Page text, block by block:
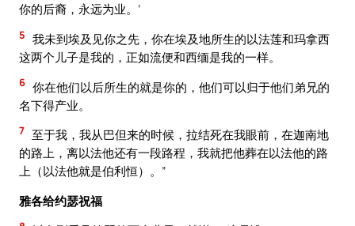
你的后裔，永远为业。’
5 我未到埃及见你之先，你在埃及地所生的以法莲和玛拿西
这两个儿子是我的，正如流便和西缅是我的一样。
6 你在他们以后所生的就是你的，他们可以归于他们弟兄的
名下得产业。
7 至于我，我从巴但来的时候，拉结死在我眼前，在迦南地
的路上，离以法他还有一段路程，我就把他葬在以法他的路
上（以法他就是伯利恒）。”
雅各给约瑟祝福